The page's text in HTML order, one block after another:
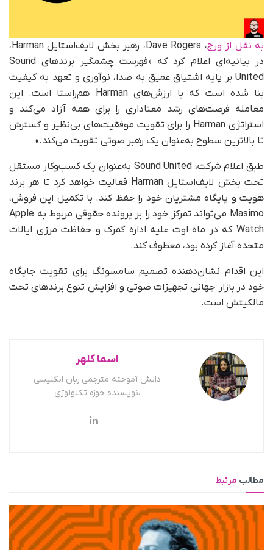
به نقل از ورج
، Dave Rogers، رهبر بخش لایف‌استایل Harman،
در بیانیه‌ای اعلام کرد که «فهرست چشمگیر برندهای Sound
United بر پایه اشتیاق عمیق به صدا، نوآوری و تعهد به کیفیت
بنا شده است که با ارزش‌های Harman هم‌راستا است. این
معامله فرصت‌های رشد معناداری را برای همه آزاد می‌کند و
استراتژی Harman را برای تقویت موفقیت‌های بی‌نظیر و گسترش
تا بالاترین سطوح به‌عنوان یک رهبر صوتی تقویت می‌کند.»
طبق اعلام شرکت، Sound United به‌عنوان یک کسب‌وکار مستقل
تحت بخش لایف‌استایل Harman فعالیت خواهد کرد تا هر برند
هویت و پایگاه مشتریان خود را حفظ کند. با تکمیل این فروش،
Masimo می‌تواند تمرکز خود را بر پرونده حقوقی مربوط به Apple
Watch که در ماه اوت علیه اداره گمرک و حفاظت مرزی ایالات
متحده آغاز کرده بود، معطوف کند.
این اقدام نشان‌دهنده تصمیم سامسونگ برای تقویت جایگاه
خود در بازار جهانی تجهیزات صوتی و افزایش تنوع برندهای تحت
مالکیتش است.
اسما کلهر
دانش آموخته مترجمی زبان انگلیسی
،نویسنده حوزه تکنولوژی
مطالب مرتبط